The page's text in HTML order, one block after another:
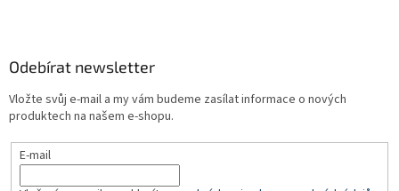
Odebírat newsletter
Vložte svůj e-mail a my vám budeme zasílat informace o nových
produktech na našem e-shopu.
E-mail